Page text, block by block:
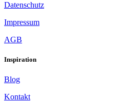
Datenschutz
Impressum
AGB
Inspiration
Blog
Kontakt